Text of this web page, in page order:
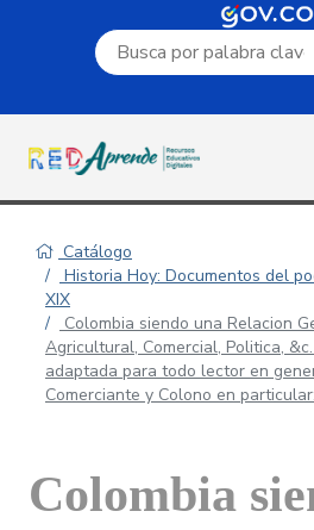
Campo de búsqueda por
Catálogo
Historia Hoy: Documentos del
XIX
Colombia siendo una Relacion
Agricultural, Comercial, Politica,
adaptada para todo lector en
Comerciante y Colono en
Colombia